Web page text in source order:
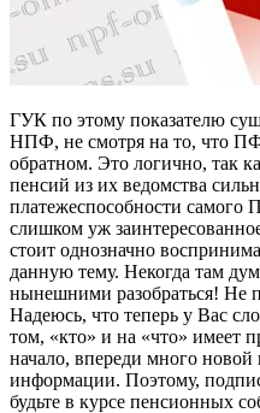
ГУК по этому показателю
НПФ, не смотря на то, что
обратном. Это логично, так
пенсий из их ведомства
платежеспособности
слишком уж
стоит однозначно
данную тему. Некогда там
нынешними разобраться! Не
Надеюсь, что теперь у Вас
том, «кто» и на «что» имеет
начало, впереди много
информации. Поэтому,
будьте в курсе пенсионных